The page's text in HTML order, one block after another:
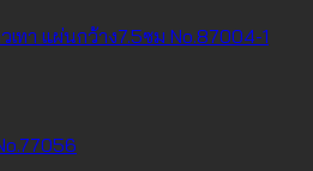
เทา แผ่นกว้าง7.5ซม No.87004-1